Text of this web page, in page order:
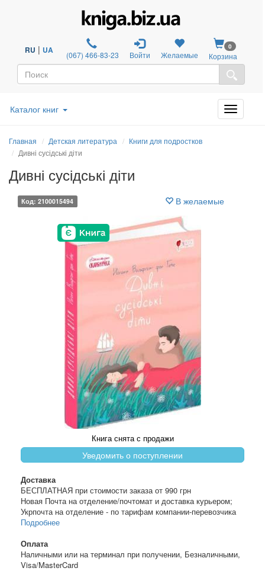
RU | UA (067) 466-83-23 Войти Желаемые
0
Корзина
Каталог книг
Главная Детская литература
Книги для подростков
Дивні сусідські діти
Дивні сусідські діти
Код: 2100015494 В желаемые
Книга снята с продажи
Уведомить о поступлении
Доставка
БЕСПЛАТНАЯ при стоимости заказа от 990 грн
Новая Почта на отделение/почтомат и доставка курьером;
Укрпочта на отделение - по тарифам компании-перевозчика
Подробнее
Оплата
Наличными или на терминал при получении, Безналичными,
Visa/MasterCard